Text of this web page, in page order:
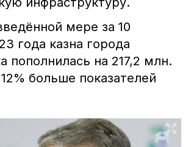
мере за 10
года казна города
пополнилась на 217,2 млн.
больше показателей